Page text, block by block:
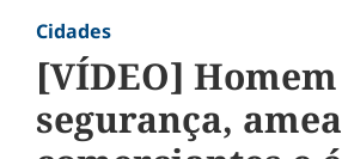
Cidades
[VÍDEO]
segurança,